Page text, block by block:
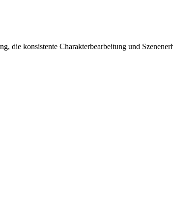
konsistente Charakterbearbeitung und